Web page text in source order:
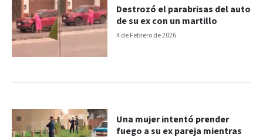
4 de Febrero de 2026
Destrozó el parabrisas del auto
de su ex con un martillo
Una mujer intentó prender
fuego a su ex pareja mientras